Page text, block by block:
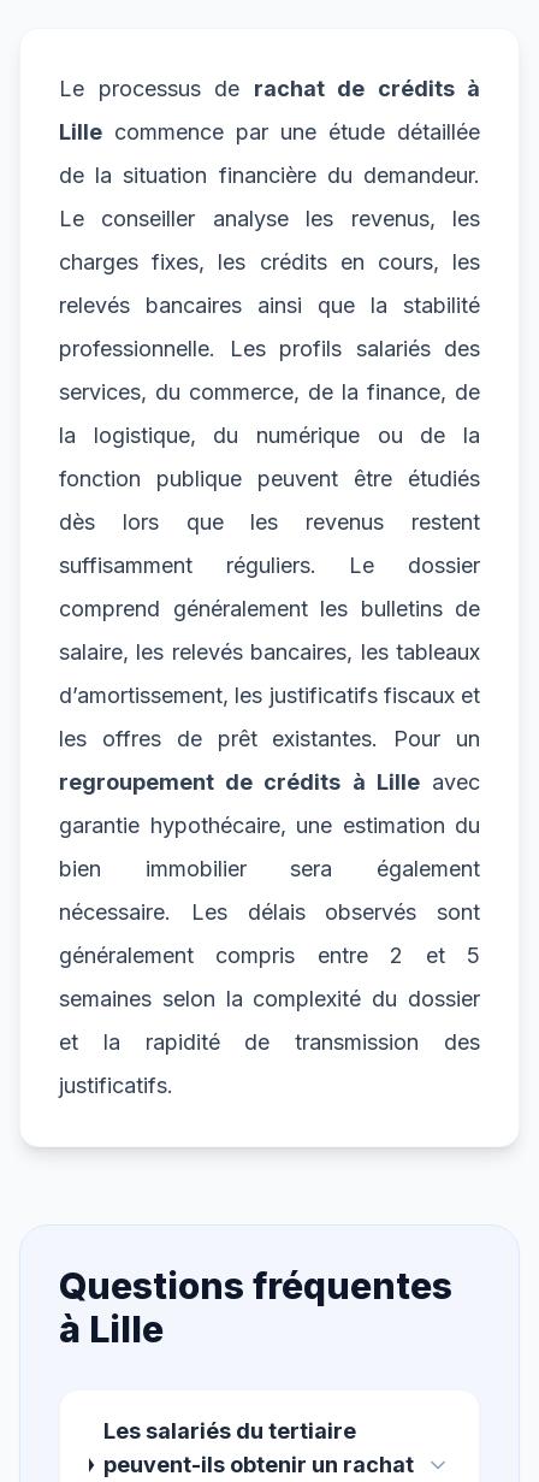
Le processus de rachat de crédits à
Lille commence par une étude détaillée
de la situation financière du demandeur.
Le conseiller analyse les revenus, les
charges fixes, les crédits en cours, les
relevés bancaires ainsi que la stabilité
professionnelle. Les profils salariés des
services, du commerce, de la finance, de
la logistique, du numérique ou de la
fonction publique peuvent être étudiés
dès lors que les revenus restent
suffisamment réguliers. Le dossier
comprend généralement les bulletins de
salaire, les relevés bancaires, les tableaux
d’amortissement, les justificatifs fiscaux et
les offres de prêt existantes. Pour un
regroupement de crédits à Lilleavec
garantie hypothécaire, une estimation du
bien immobilier sera également
nécessaire. Les délais observés sont
généralement compris entre 2 et 5
semaines selon la complexité du dossier
et la rapidité de transmission des
justificatifs.
Questions fréquentes
à Lille
Les salariés du tertiaire
peuvent-ils obtenir un rachat